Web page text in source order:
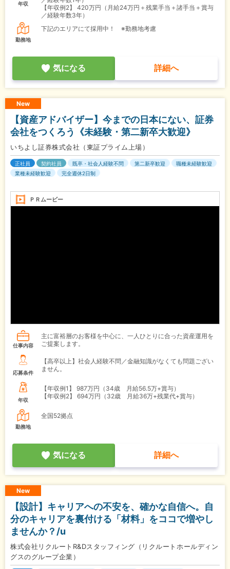
年収
【年収例2】
420万円（月給24万円＋残業手当＋諸手当＋賞与
／経験年数3年）
勤務地
下記のエリアにて採用中！ ※勤務地考慮
気になる 詳細へ
New
【資産アドバイザー】今までの日本にない、証券
会社をつくろう《未経験・第二新卒大歓迎》
いちよし証券株式会社（東証プライム上場）
正社員 契約社員 既卒・社会人経験不問 第二新卒歓迎
職種未経験歓迎
業種未経験歓迎
完全週休2日制
ＰＲムービー
仕事内容
主に富裕層のお客様を中心に、一人ひとりに合った資産運用を
ご提案します。
応募条件
【高卒以上】社会人経験不問／金融知識がなくても問題ござい
ません。
年収
【年収例1】
987万円（34歳 月給56.5万+賞与）
【年収例2】
694万円（32歳 月給36万+残業代+賞与）
勤務地
全国52拠点
気になる 詳細へ
New
【設計】キャリアへの不安を、確かな自信へ。自
分のキャリアを裏付ける「材料」をココで増やし
ませんか？/u
株式会社リクルートR&Dスタッフィング（リクルートホールディン
グスのグループ企業）